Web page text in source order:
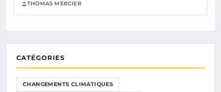
THOMAS MERCIER
CATÉGORIES
CHANGEMENTS CLIMATIQUES